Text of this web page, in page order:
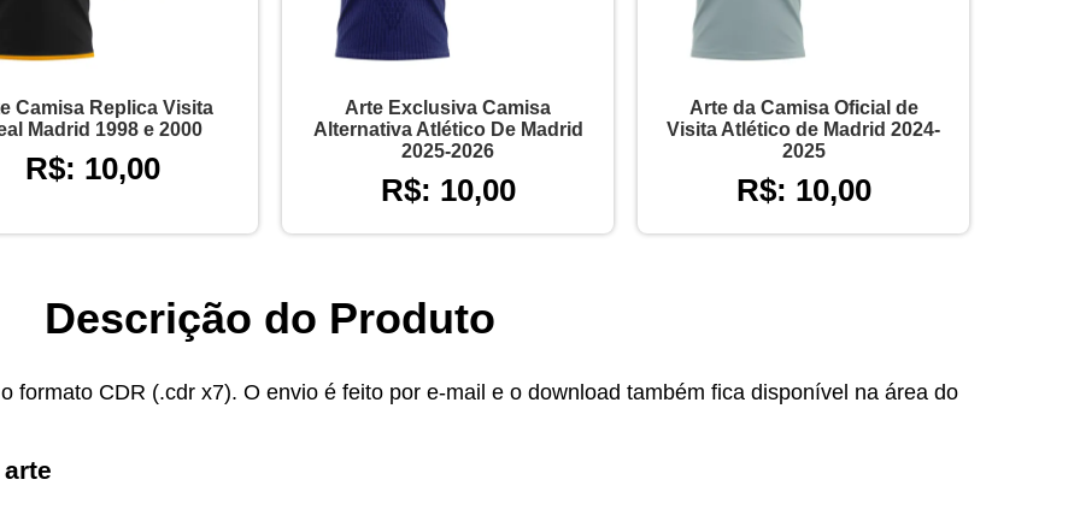
Camisa Replica Visita
Madrid 1998 e 2000
R$: 10,00
Arte Exclusiva Camisa
Alternativa Atlético De Madrid
2025-2026
R$: 10,00
Arte da Camisa Oficial de
Visita Atlético de Madrid 2024-
2025
R$: 10,00
Descrição do Produto
formato CDR (.cdr x7). O envio é feito por e-mail e o download também fica disponível na área do